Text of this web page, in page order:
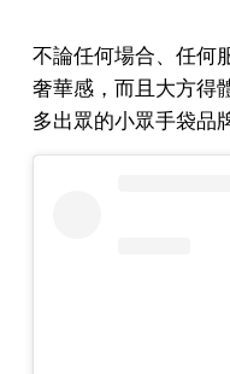
不論任何場合、任何
奢華感，而且大方得
多出眾的小眾手袋品